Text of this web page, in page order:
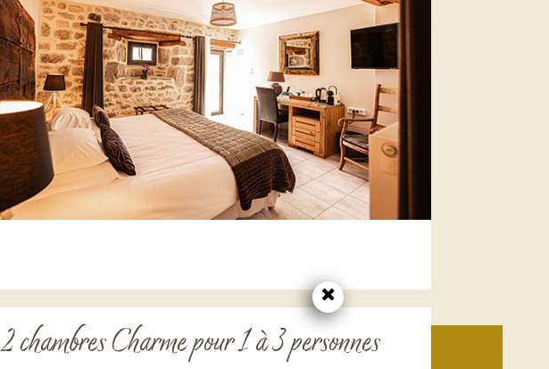
2 chambres Charme pour 1 à 3 personnes